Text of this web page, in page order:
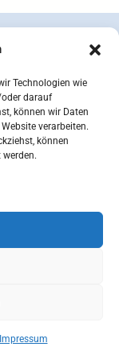
Technologien wie
darauf
können wir Daten
verarbeiten.
können
Impressum
Versandarten